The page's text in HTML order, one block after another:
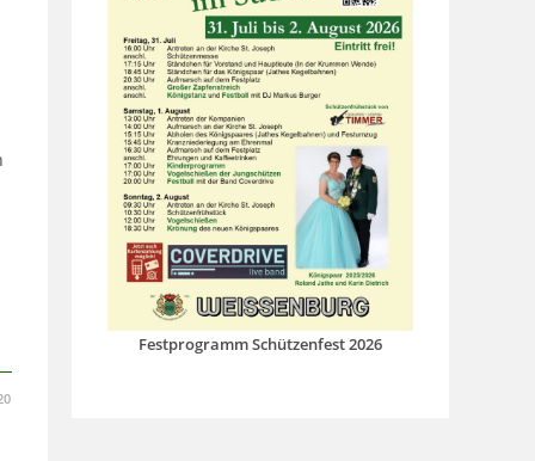
Festprogramm Schützenfest 2026